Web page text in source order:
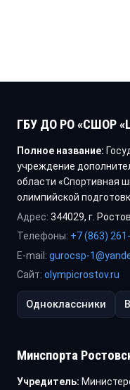
ГБУ ДО РО «СШОР
Полное название:
учреждение
области «Спортивная
олимпийской
Адрес: 344029, г.
Телефоны: +7 (863)
E-mail: gurocsp-
Сайт: olympicrostov.ru
Одноклассники
Минспорта
Учредитель: